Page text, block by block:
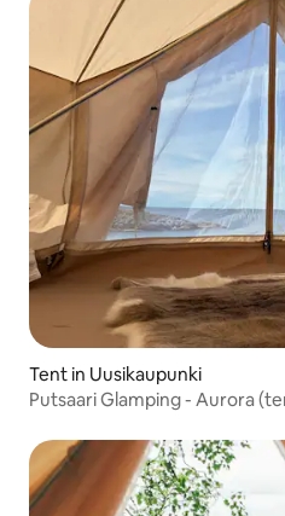
Tent in Uusikaupunki
Putsaari Glamping - Aurora